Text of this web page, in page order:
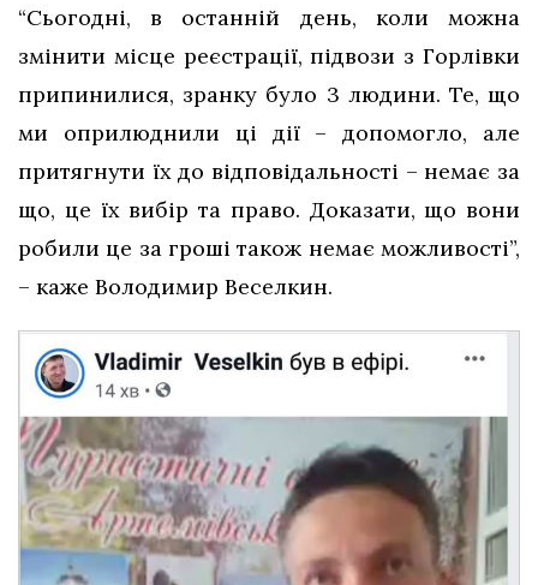
“Сьогодні, в останній день, коли можна
змінити місце реєстрації, підвози з Горлівки
припинилися, зранку було 3 людини. Те, що
ми оприлюднили ці дії – допомогло, але
притягнути їх до відповідальності – немає за
що, це їх вибір та право. Доказати, що вони
робили це за гроші також немає можливості”,
– каже Володимир Веселкин.